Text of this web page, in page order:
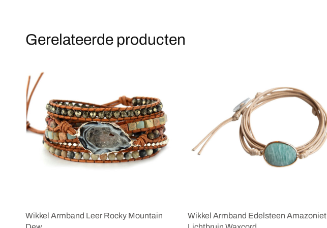
Gerelateerde producten
Wikkel Armband Leer Rocky Mountain
Wikkel Armband Edelsteen Amazoniet